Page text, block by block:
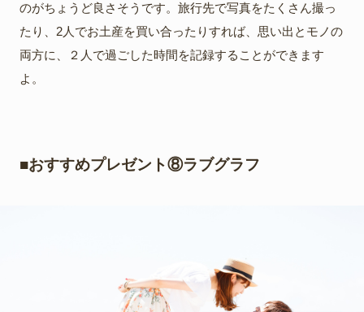
のがちょうど良さそうです。旅行先で写真をたくさん撮っ
たり、2人でお土産を買い合ったりすれば、思い出とモノの
両方に、２人で過ごした時間を記録することができます
よ。
■おすすめプレゼント⑧ラブグラフ